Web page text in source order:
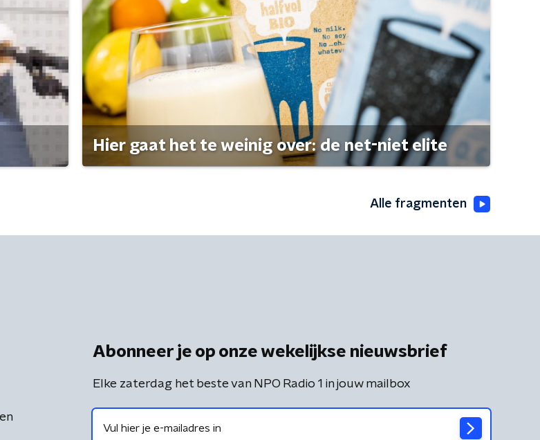
Hier gaat het te weinig over: de net-niet elite
Alle fragmenten
Abonneer je op onze wekelijkse nieuwsbrief
Elke zaterdag het beste van NPO Radio 1 in jouw mailbox